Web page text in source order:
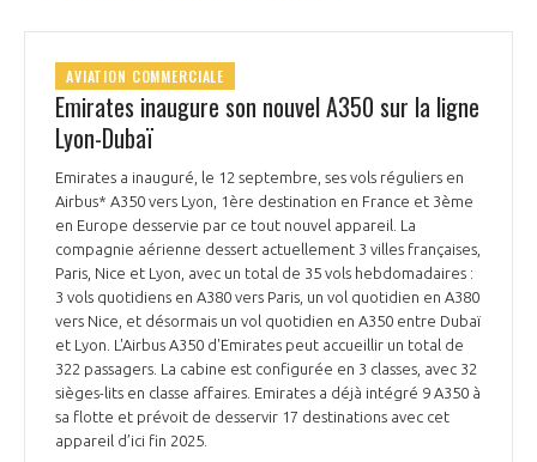
NOTRE VISION
NOS MISSIONS
NOTRE HISTOIRE
ORGANISATION
LE CONSEIL DU GIFAS
L’ÉQUIPE DU GIFAS
NOS RÉSEAUX À L'INTERNATIONAL
FONCTIONNEMENT
GEADS
COMITÉ AERO PME
STARTAIR
COMMISSIONS ET COMITÉS
ACCOMPAGNEMENT DE NOS ADHÉRENTS
LES PROGRAMMES DU GIFAS
UN ÉCOSYSTÈME INTÉGRÉ ET COHÉRENT
POURQUOI DEVENIR MEMBRE ?
LA MÉDIATION
LA MÉDIATION DANS LA FILIÈRE AÉRONAUTIQUE ET SPATIALE
LE SALON DU BOURGET
1 2 3 4 5 6
7
8
9
15
16 18 19 20
22
AVIATION COMMERCIALE
Emirates inaugure son nouvel A350 sur la ligne
Lyon-Dubaï
Emirates a inauguré, le 12 septembre, ses vols réguliers en
Airbus* A350 vers Lyon, 1ère destination en France et 3ème
en Europe desservie par ce tout nouvel appareil. La
compagnie aérienne dessert actuellement 3 villes françaises,
Paris, Nice et Lyon, avec un total de 35 vols hebdomadaires :
3 vols quotidiens en A380 vers Paris, un vol quotidien en A380
vers Nice, et désormais un vol quotidien en A350 entre Dubaï
et Lyon. L'Airbus A350 d'Emirates peut accueillir un total de
322 passagers. La cabine est configurée en 3 classes, avec 32
sièges-lits en classe affaires. Emirates a déjà intégré 9 A350 à
sa flotte et prévoit de desservir 17 destinations avec cet
appareil d’ici fin 2025.
Découvrez les avantages d'adhérer au GIFAS.
Rencontres, salons, données sectorielles,
programmes ...